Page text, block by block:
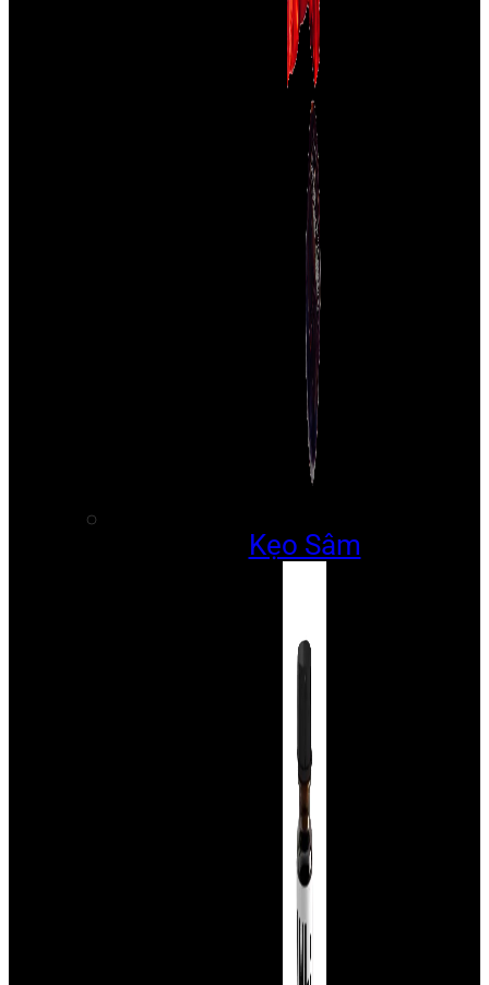
Kẹo Sâm